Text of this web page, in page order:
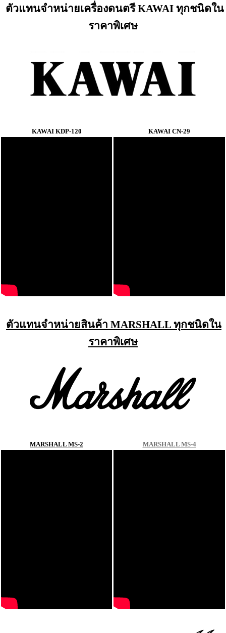
ตัวแทนจำหน่ายเครื่องดนตรี KAWAI ทุกชนิดใน
ราคาพิเศษ
KAWAI KDP-120 KAWAI CN-29
ตัวแทนจำหน่ายสินค้า MARSHALL ทุกชนิดใน
ราคาพิเศษ
MARSHALL MS-2 MARSHALL MS-4